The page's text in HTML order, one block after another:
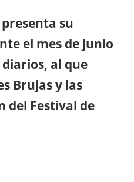
su
el mes de junio
al que
Brujas y las
del Festival de